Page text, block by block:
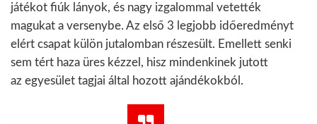
játékot fiúk lányok, és nagy izgalommal vetették
magukat a versenybe. Az első 3 legjobb időeredményt
elért csapat külön jutalomban részesült. Emellett senki
sem tért haza üres kézzel, hisz mindenkinek jutott
az egyesület tagjai által hozott ajándékokból.